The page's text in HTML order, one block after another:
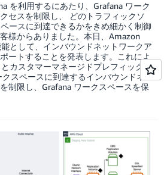
を利用するにあたり、Grafana ワーク
セスを制限し、 どのトラフィックソ
ースに到達できるかをきめ細かく制御
様からありました。本日、Amazon
として、インバウンドネットワークア
ートすることを発表します。これによ
カスタマーマネージドプレフィックス
スペースに到達するインバウンドネ
制限し、Grafana ワークスペースを保